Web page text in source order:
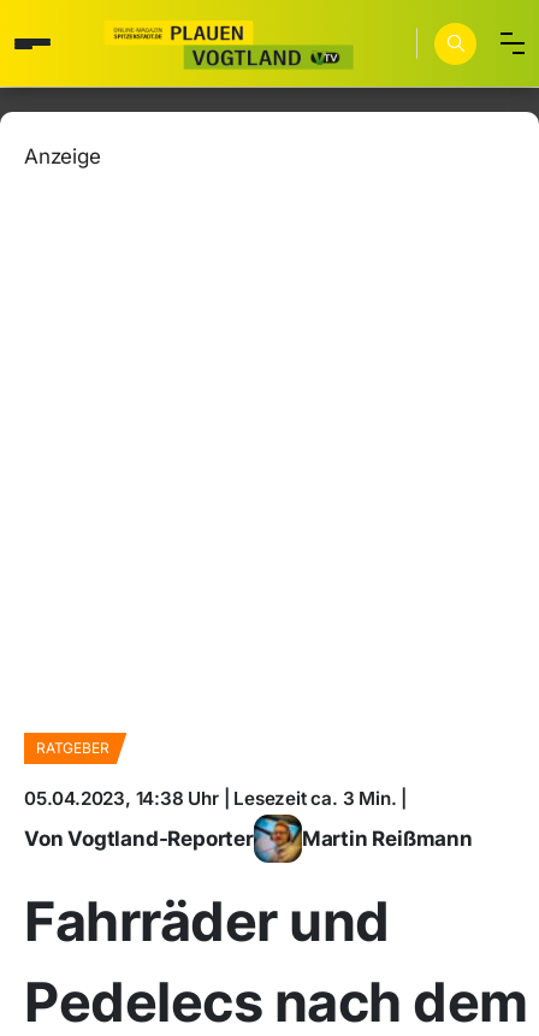
Anzeige
RATGEBER
05.04.2023, 14:38 Uhr | Lesezeit ca. 3 Min. |
Von Vogtland-Reporter Martin Reißmann
Fahrräder und
Pedelecs nach dem